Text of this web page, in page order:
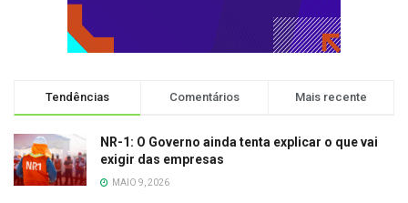
Tendências Comentários Mais recente
NR-1: O Governo ainda tenta explicar o que vai
exigir das empresas
MAIO 9, 2026